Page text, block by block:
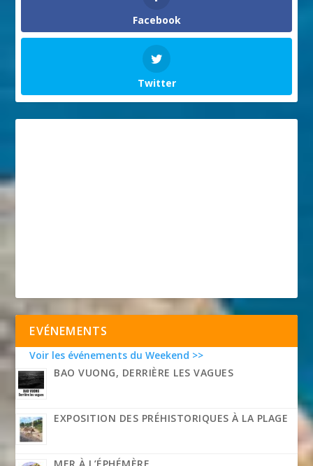
Facebook
Twitter
EVÉNEMENTS
Voir les événements du Weekend >>
BAO VUONG, DERRIÈRE LES VAGUES
EXPOSITION DES PRÉHISTORIQUES À LA PLAGE